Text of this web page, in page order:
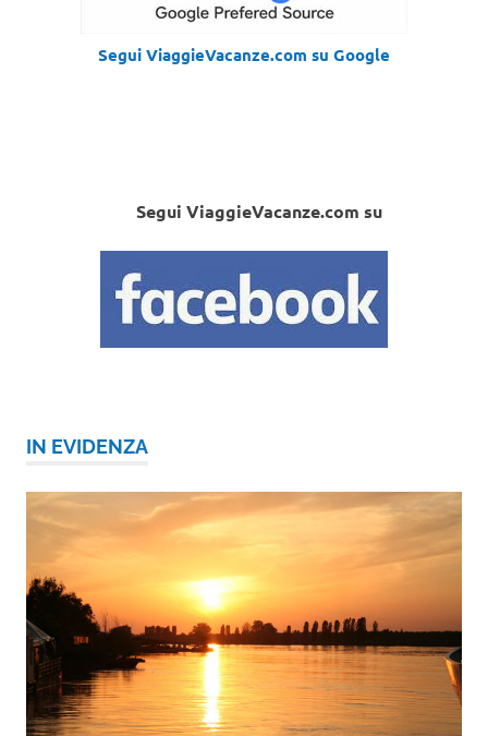
Segui ViaggieVacanze.com su Google
Segui ViaggieVacanze.com su
IN EVIDENZA